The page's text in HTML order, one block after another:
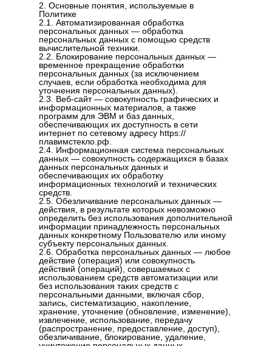
2. Основные понятия, используемые в
Политике
2.1. Автоматизированная обработка
персональных данных — обработка
персональных данных с помощью средств
вычислительной техники.
2.2. Блокирование персональных данных —
временное прекращение обработки
персональных данных (за исключением
случаев, если обработка необходима для
уточнения персональных данных).
2.3. Веб-сайт — совокупность графических и
информационных материалов, а также
программ для ЭВМ и баз данных,
обеспечивающих их доступность в сети
интернет по сетевому адресу https://
плавимстекло.рф.
2.4. Информационная система персональных
данных — совокупность содержащихся в базах
данных персональных данных и
обеспечивающих их обработку
информационных технологий и технических
средств.
2.5. Обезличивание персональных данных —
действия, в результате которых невозможно
определить без использования дополнительной
информации принадлежность персональных
данных конкретному Пользователю или иному
субъекту персональных данных.
2.6. Обработка персональных данных — любое
действие (операция) или совокупность
действий (операций), совершаемых с
использованием средств автоматизации или
без использования таких средств с
персональными данными, включая сбор,
запись, систематизацию, накопление,
хранение, уточнение (обновление, изменение),
извлечение, использование, передачу
(распространение, предоставление, доступ),
обезличивание, блокирование, удаление,